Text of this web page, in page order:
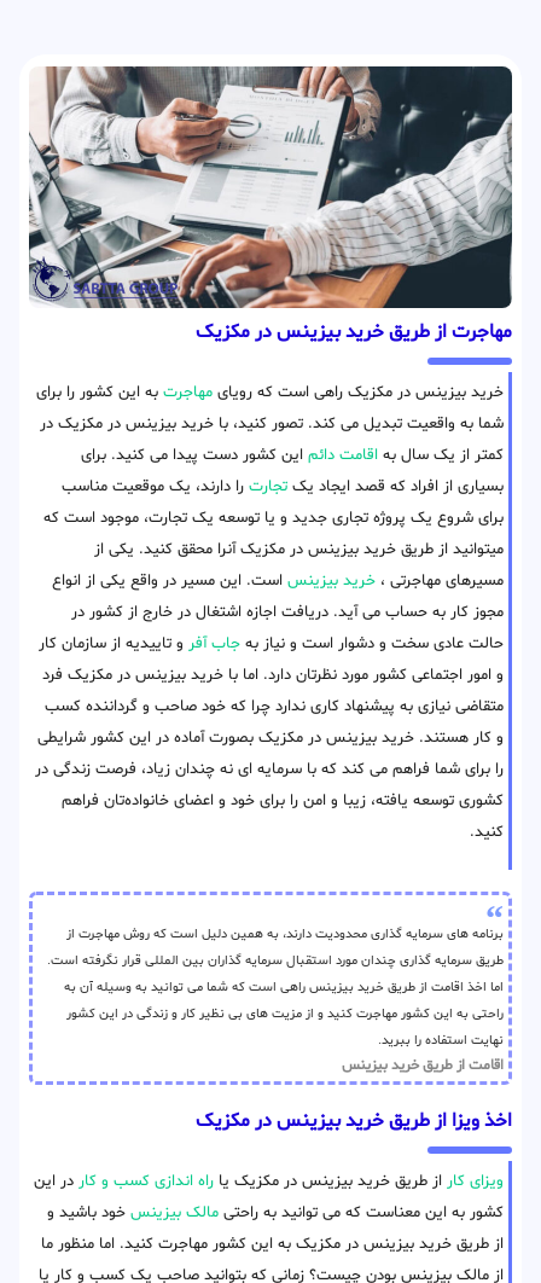
مهاجرت از طریق خرید بیزینس در مکزیک
خرید بیزینس در مکزیک راهی است که رویای مهاجرت به این کشور را برای
شما به واقعیت تبدیل می کند. تصور کنید، با خرید بیزینس در مکزیک در
کمتر از یک سال به اقامت دائم این کشور دست پیدا می کنید. برای
بسیاری از افراد که قصد ایجاد یک تجارت را دارند، یک موقعیت مناسب
برای شروع یک پروژه تجاری جدید و یا توسعه یک تجارت، موجود است که
میتوانید از طریق خرید بیزینس در مکزیک آنرا محقق کنید. یکی از
مسیرهای مهاجرتی ، خرید بیزینس است. این مسیر در واقع یکی از انواع
مجوز کار به حساب می آید. دریافت اجازه اشتغال در خارج از کشور در
حالت عادی سخت و دشوار است و نیاز به جاب آفر و تاییدیه از سازمان کار
و امور اجتماعی کشور مورد نظرتان دارد. اما با خرید بیزینس در مکزیک فرد
متقاضی نیازی به پیشنهاد کاری ندارد چرا که خود صاحب و گرداننده کسب
و کار هستند. خرید بیزینس در مکزیک بصورت آماده در این کشور شرایطی
را برای شما فراهم می کند که با سرمایه ای نه چندان زیاد، فرصت زندگی در
کشوری توسعه یافته، زیبا و امن را برای خود و اعضای خانواده‌تان فراهم
کنید.
برنامه های سرمایه گذاری محدودیت دارند، به همین دلیل است که روش مهاجرت از
طریق سرمایه گذاری چندان مورد استقبال سرمایه گذاران بین المللی قرار نگرفته است.
اما اخذ اقامت از طریق خرید بیزینس راهی است که شما می توانید به وسیله آن به
راحتی به این کشور مهاجرت کنید و از مزیت های بی نظیر کار و زندگی در این کشور
نهایت استفاده را ببرید.
اقامت از طریق خرید بیزینس
اخذ ویزا از طریق خرید بیزینس در مکزیک
ویزای کار از طریق خرید بیزینس در مکزیک یا راه اندازی کسب و کار در این
کشور به این معناست که می توانید به راحتی مالک بیزینس خود باشید و
از طریق خرید بیزینس در مکزیک به این کشور مهاجرت کنید. اما منظور ما
از مالک بیزینس بودن چیست؟ زمانی که بتوانید صاحب یک کسب و کار یا